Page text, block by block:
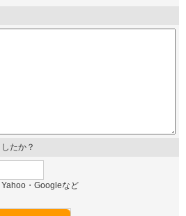
たか？
・Googleなど